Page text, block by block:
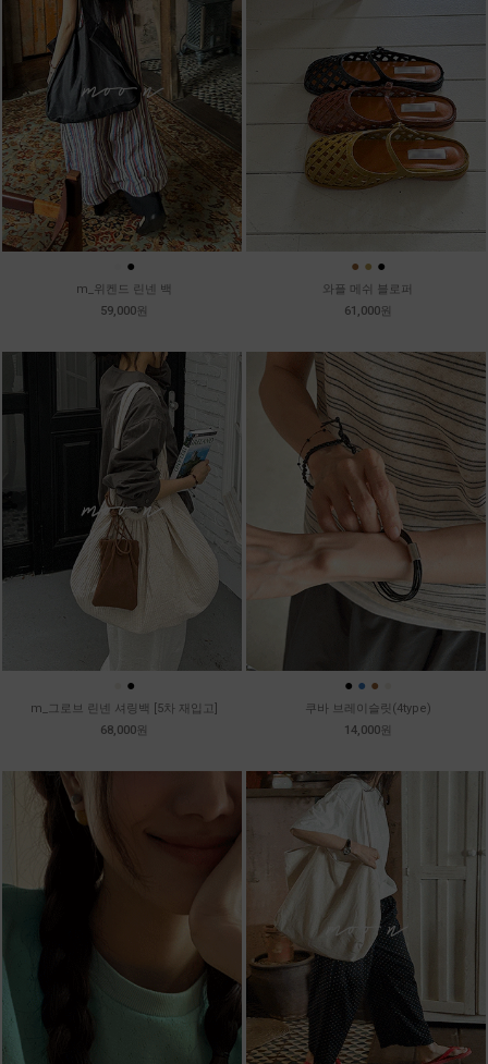
●
m_위켄드 린넨 백
59,000원
● ● ●
와플 메쉬 블로퍼
61,000원
●
m_그로브 린넨 셔링백 [5차 재입고]
68,000원
● ● ●
쿠바 브레이슬릿(4type)
14,000원